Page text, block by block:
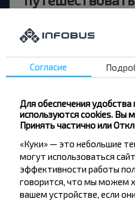
Не пропусти
другие интересные
Подпишись на
Согласие
Для обеспечения удобства
используются cookies. Вы
Принять частично или
«Куки» — это небольшие
могут использоваться
эффективности работы
говорится, что мы можем
вашем устройстве, если